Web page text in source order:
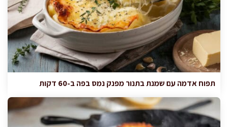
תפוח אדמה עם שמנת בתנור מפנק נמס בפה ב-60 דקות